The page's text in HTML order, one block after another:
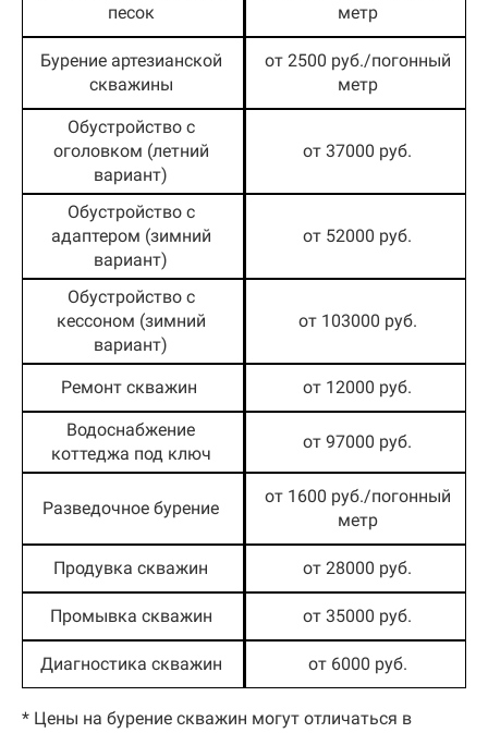
песок
метр
Бурение артезианской
скважины
от 2500 руб./погонный
метр
Обустройство с
оголовком (летний
вариант)
от 37000 руб.
Обустройство с
адаптером (зимний
вариант)
от 52000 руб.
Обустройство с
кессоном (зимний
вариант)
от 103000 руб.
Ремонт скважин от 12000 руб.
Водоснабжение
коттеджа под ключ
от 97000 руб.
Разведочное бурение
от 1600 руб./погонный
метр
Продувка скважин от 28000 руб.
Промывка скважин от 35000 руб.
Диагностика скважин от 6000 руб.
* Цены на бурение скважин могут отличаться в